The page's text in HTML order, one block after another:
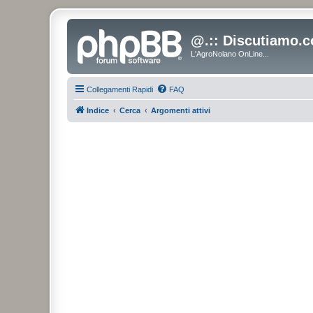
@.::
L'AgroNolano OnLine...
Collegamenti Rapidi FAQ
Indice Cerca Argomenti attivi